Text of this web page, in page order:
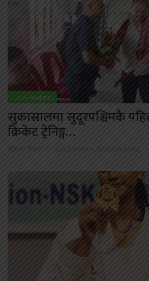
FLASH HEADING
सुकासालमा सुदूरपश्चिमकै
क्रिकेट ट्रेनिङ्ग…
विकल्प दैनिक २०८३ श्रावण ५, मंगलवार २१:५६